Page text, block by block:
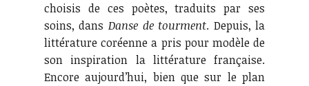
choisis de ces poètes, traduits par ses
soins, dans Danse de tourment. Depuis, la
littérature coréenne a pris pour modèle de
son inspiration la littérature française.
Encore aujourd’hui, bien que sur le plan